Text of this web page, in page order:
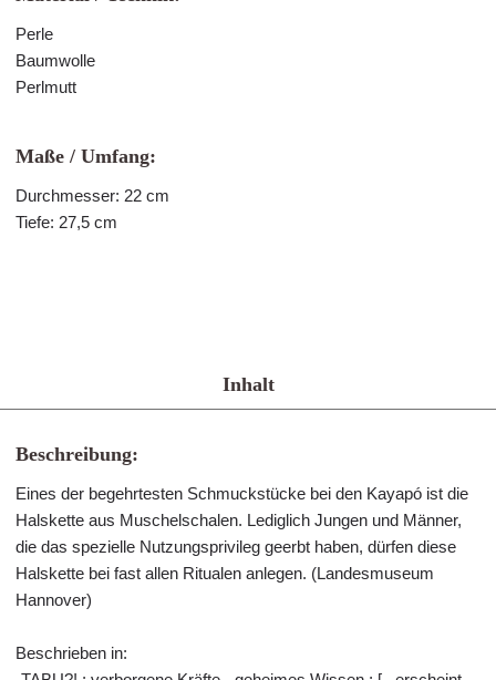
Perle
Baumwolle
Perlmutt
Maße / Umfang:
Durchmesser: 22 cm
Tiefe: 27,5 cm
Inhalt
Beschreibung:
Eines der begehrtesten Schmuckstücke bei den Kayapó ist die
Halskette aus Muschelschalen. Lediglich Jungen und Männer,
die das spezielle Nutzungsprivileg geerbt haben, dürfen diese
Halskette bei fast allen Ritualen anlegen. (Landesmuseum
Hannover)
Beschrieben in: